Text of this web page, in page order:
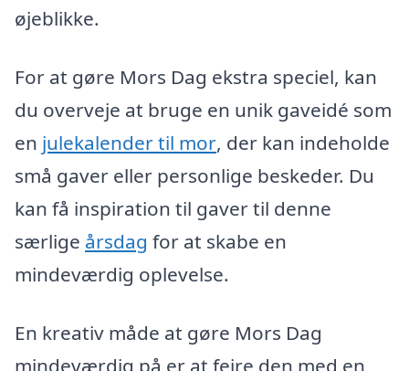
øjeblikke.
For at gøre Mors Dag ekstra speciel, kan
du overveje at bruge en unik gaveidé som
en julekalender til mor, der kan indeholde
små gaver eller personlige beskeder. Du
kan få inspiration til gaver til denne
særlige årsdag for at skabe en
mindeværdig oplevelse.
En kreativ måde at gøre Mors Dag
mindeværdig på er at fejre den med en